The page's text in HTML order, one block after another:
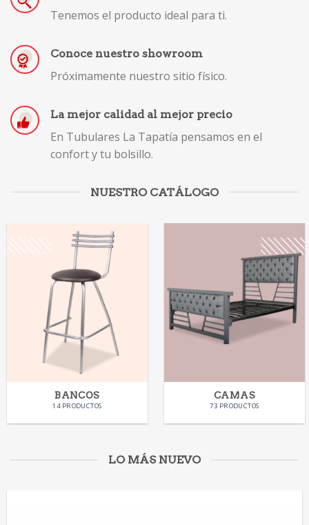
Tenemos el producto ideal para ti.
Conoce nuestro showroom
Próximamente nuestro sitio físico.
La mejor calidad al mejor precio
En Tubulares La Tapatía pensamos en el
confort y tu bolsillo.
NUESTRO CATÁLOGO
BANCOS
14 PRODUCTOS
CAMAS
73 PRODUCTOS
LO MÁS NUEVO